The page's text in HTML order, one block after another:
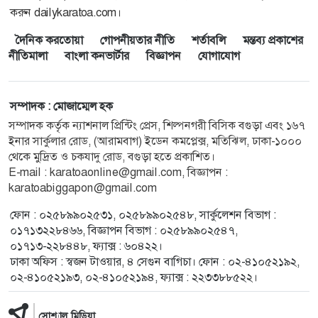
করুন dailykaratoa.com।
দৈনিক করতোয়া
গোপনীয়তার নীতি শর্তাবলি
মন্তব্য প্রকাশের
নীতিমালা
বাংলা কনভার্টার বিজ্ঞাপন যোগাযোগ
সম্পাদক : মোজাম্মেল হক
সম্পাদক কর্তৃক ন্যাশনাল প্রিন্টিং প্রেস, শিল্পনগরী বিসিক বগুড়া এবং ১৬৭
ইনার সার্কুলার রোড, (আরামবাগ) ইডেন কমপ্লেক্স, মতিঝিল, ঢাকা-১০০০
থেকে মুদ্রিত ও চকযাদু রোড, বগুড়া হতে প্রকাশিত।
E-mail : karatoaonline@gmail.com, বিজ্ঞাপন :
karatoabiggapon@gmail.com
ফোন : ০২৫৮৯৯০২৫৩১, ০২৫৮৯৯০২৫৪৮, সার্কুলেশন বিভাগ :
০১৭১৩২২৮৪৬৬, বিজ্ঞাপন বিভাগ : ০২৫৮৯৯০২৫৪৭,
০১৭১৩-২২৮৪৪৮, ফ্যাক্স : ৬০৪২২।
ঢাকা অফিস : স্বজন টাওয়ার, ৪ সেগুন বাগিচা। ফোন : ০২-৪১০৫২১৯২,
০২-৪১০৫২১৯৩, ০২-৪১০৫২১৯৪, ফ্যাক্স : ২২৩৩৮৮৫২২।